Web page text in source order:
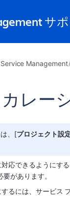
サ
Management
レー
、[プロジェクト設
応できるようにす
があります。
るには、サービス